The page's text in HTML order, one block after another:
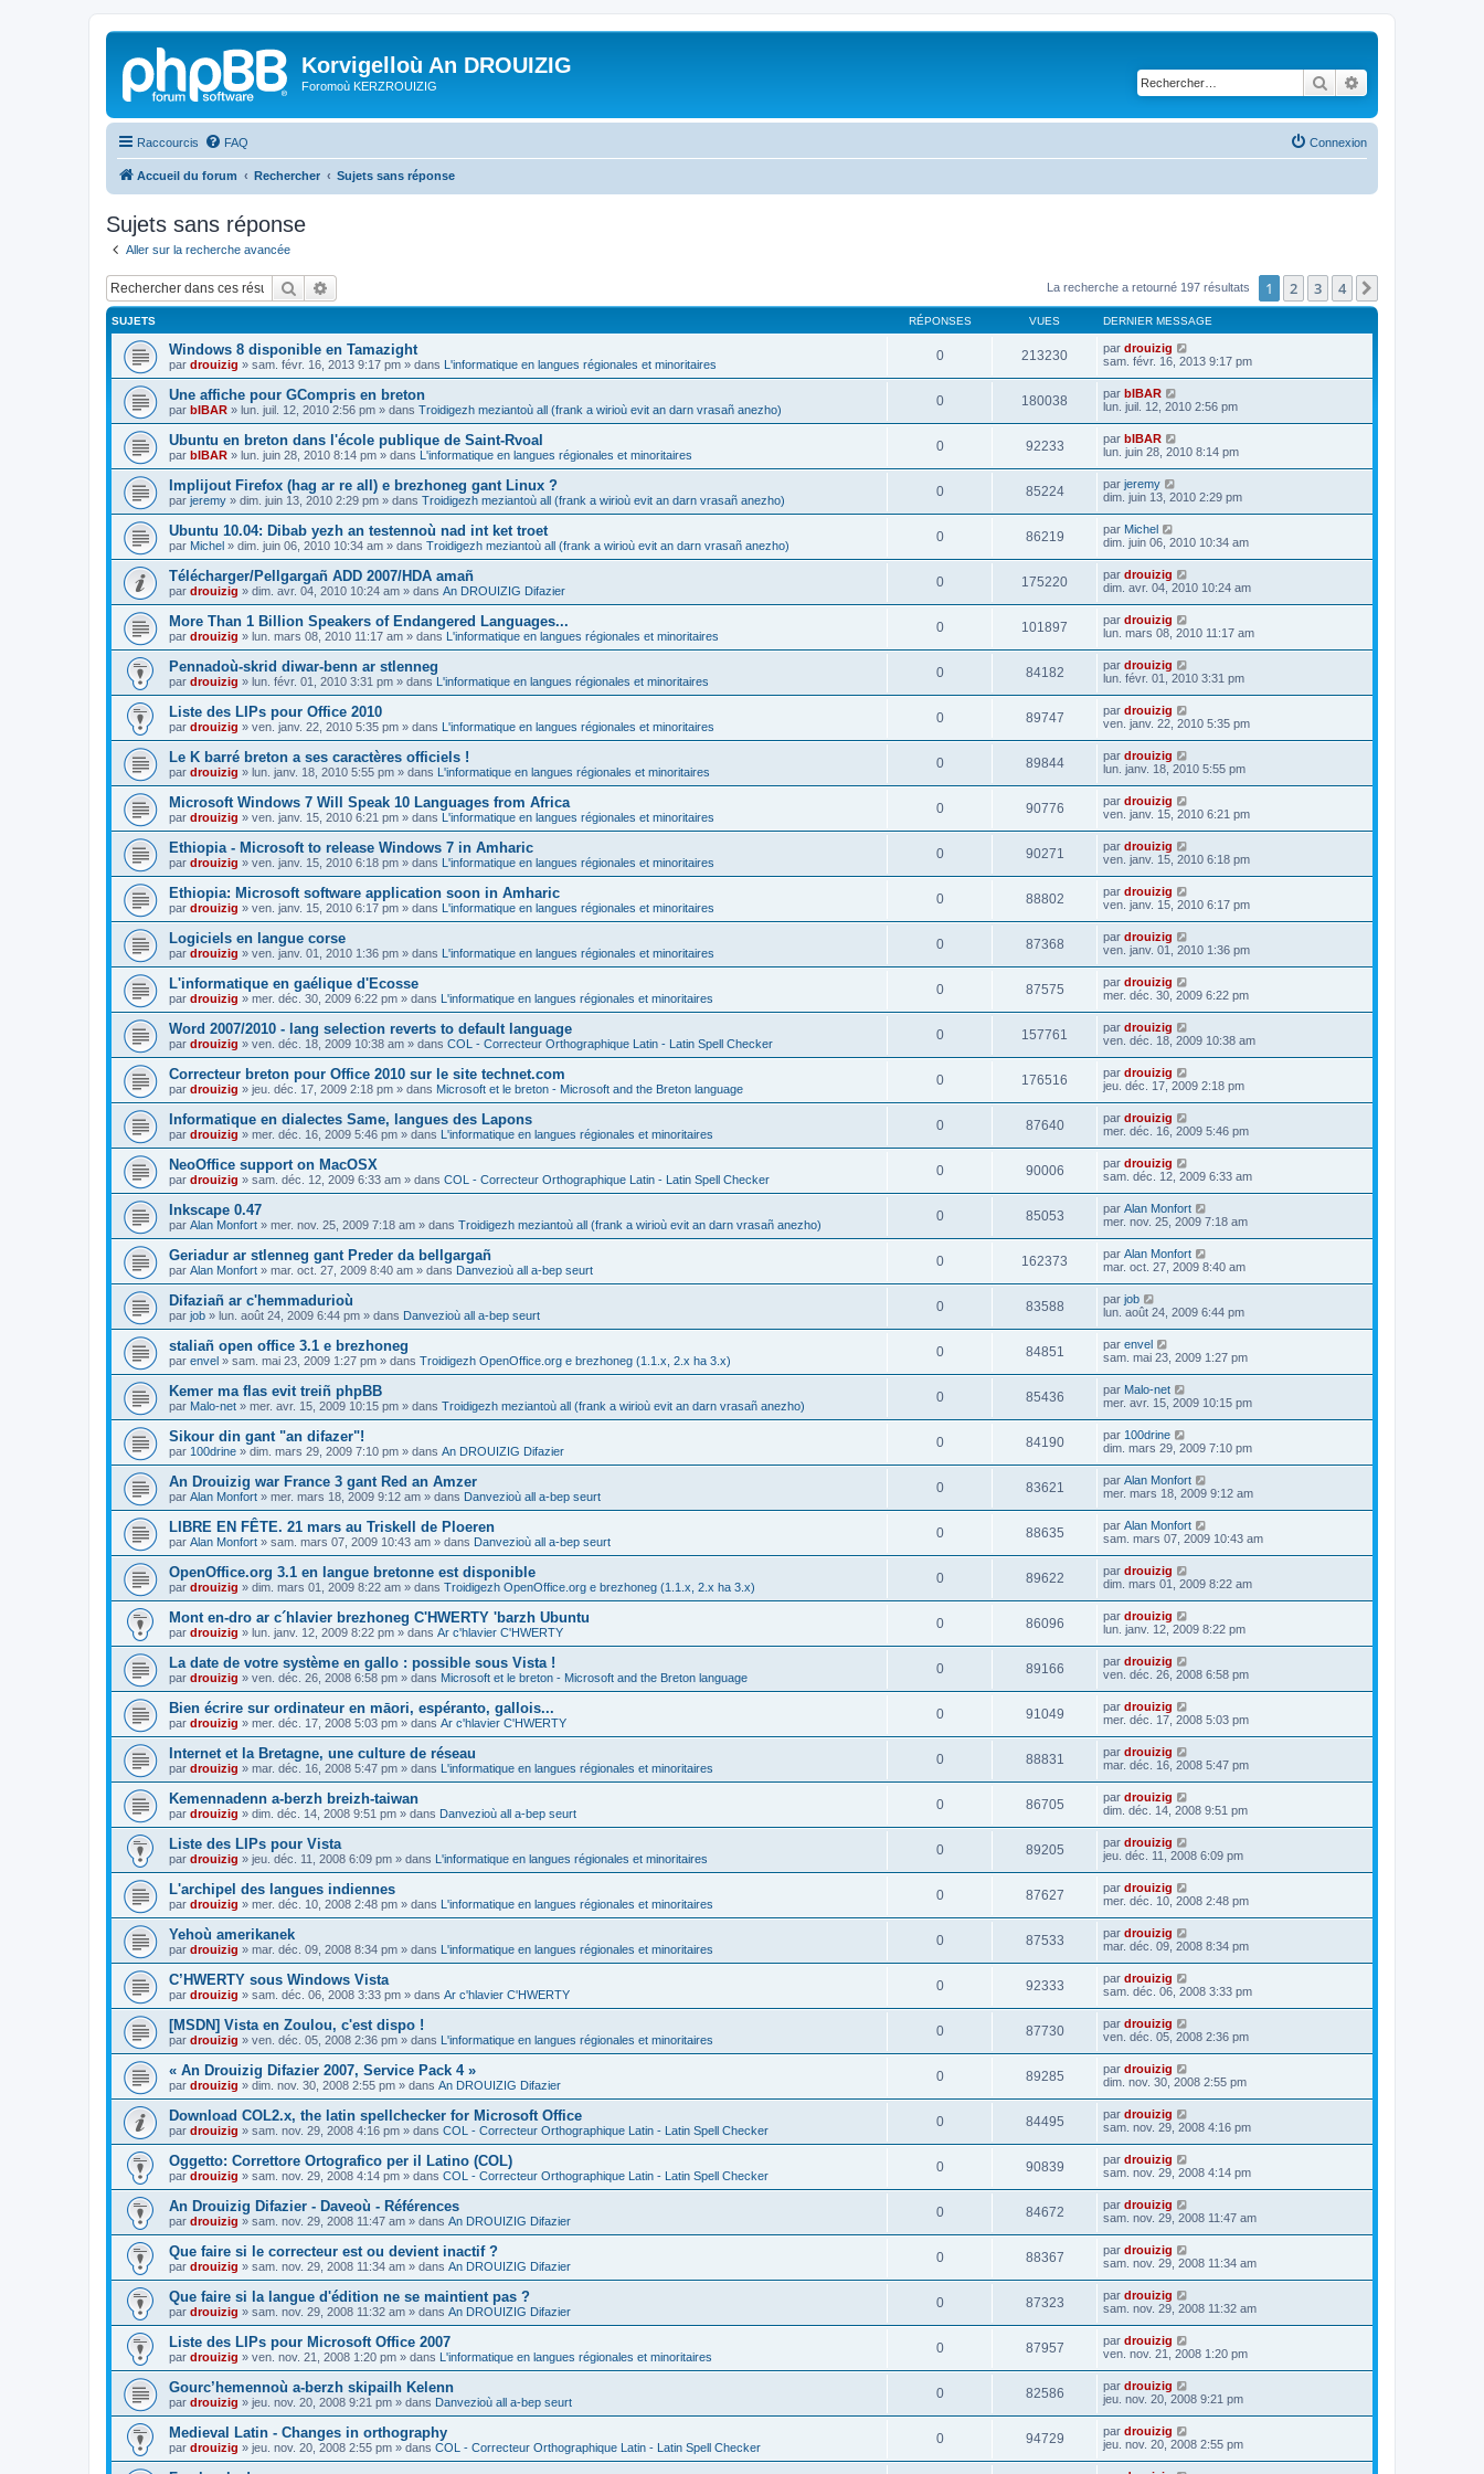
Korvigelloù An DROUIZIG
Foromoù KERZROUIZIG Rechercher
Raccourcis FAQ Connexion
Accueil du forum Rechercher Sujets sans réponse
Sujets sans réponse
Aller sur la recherche avancée
Rechercher La recherche a retourné 197 résultats 1 2 3 4
SUJETS RÉPONSES VUES DERNIER MESSAGE
Windows 8 disponible en Tamazight
par drouizig » sam. févr. 16, 2013 9:17 pm » dans L'informatique en langues régionales et minoritaires
0 213230 par drouizig
sam. févr. 16, 2013 9:17 pm
Une affiche pour GCompris en breton
par bIBAR » lun. juil. 12, 2010 2:56 pm » dans Troidigezh meziantoù all (frank a wirioù evit an darn vrasañ anezho)
0 180038 par bIBAR
lun. juil. 12, 2010 2:56 pm
Ubuntu en breton dans l'école publique de Saint-Rvoal
par bIBAR » lun. juin 28, 2010 8:14 pm » dans L'informatique en langues régionales et minoritaires
0 92233 par bIBAR
lun. juin 28, 2010 8:14 pm
Implijout Firefox (hag ar re all) e brezhoneg gant Linux ?
par jeremy » dim. juin 13, 2010 2:29 pm » dans Troidigezh meziantoù all (frank a wirioù evit an darn vrasañ anezho)
0 85224 par jeremy
dim. juin 13, 2010 2:29 pm
Ubuntu 10.04: Dibab yezh an testennoù nad int ket troet
par Michel » dim. juin 06, 2010 10:34 am » dans Troidigezh meziantoù all (frank a wirioù evit an darn vrasañ anezho)
0 86219 par Michel
dim. juin 06, 2010 10:34 am
Télécharger/Pellgargañ ADD 2007/HDA amañ
par drouizig » dim. avr. 04, 2010 10:24 am » dans An DROUIZIG Difazier
0 175220 par drouizig
dim. avr. 04, 2010 10:24 am
More Than 1 Billion Speakers of Endangered Languages...
par drouizig » lun. mars 08, 2010 11:17 am » dans L'informatique en langues régionales et minoritaires
0 101897 par drouizig
lun. mars 08, 2010 11:17 am
Pennadoù-skrid diwar-benn ar stlenneg
par drouizig » lun. févr. 01, 2010 3:31 pm » dans L'informatique en langues régionales et minoritaires
0 84182 par drouizig
lun. févr. 01, 2010 3:31 pm
Liste des LIPs pour Office 2010
par drouizig » ven. janv. 22, 2010 5:35 pm » dans L'informatique en langues régionales et minoritaires
0 89747 par drouizig
ven. janv. 22, 2010 5:35 pm
Le K barré breton a ses caractères officiels !
par drouizig » lun. janv. 18, 2010 5:55 pm » dans L'informatique en langues régionales et minoritaires
0 89844 par drouizig
lun. janv. 18, 2010 5:55 pm
Microsoft Windows 7 Will Speak 10 Languages from Africa
par drouizig » ven. janv. 15, 2010 6:21 pm » dans L'informatique en langues régionales et minoritaires
0 90776 par drouizig
ven. janv. 15, 2010 6:21 pm
Ethiopia - Microsoft to release Windows 7 in Amharic
par drouizig » ven. janv. 15, 2010 6:18 pm » dans L'informatique en langues régionales et minoritaires
0 90271 par drouizig
ven. janv. 15, 2010 6:18 pm
Ethiopia: Microsoft software application soon in Amharic
par drouizig » ven. janv. 15, 2010 6:17 pm » dans L'informatique en langues régionales et minoritaires
0 88802 par drouizig
ven. janv. 15, 2010 6:17 pm
Logiciels en langue corse
par drouizig » ven. janv. 01, 2010 1:36 pm » dans L'informatique en langues régionales et minoritaires
0 87368 par drouizig
ven. janv. 01, 2010 1:36 pm
L'informatique en gaélique d'Ecosse
par drouizig » mer. déc. 30, 2009 6:22 pm » dans L'informatique en langues régionales et minoritaires
0 87575 par drouizig
mer. déc. 30, 2009 6:22 pm
Word 2007/2010 - lang selection reverts to default language
par drouizig » ven. déc. 18, 2009 10:38 am » dans COL - Correcteur Orthographique Latin - Latin Spell Checker
0 157761 par drouizig
ven. déc. 18, 2009 10:38 am
Correcteur breton pour Office 2010 sur le site technet.com
par drouizig » jeu. déc. 17, 2009 2:18 pm » dans Microsoft et le breton - Microsoft and the Breton language
0 176516 par drouizig
jeu. déc. 17, 2009 2:18 pm
Informatique en dialectes Same, langues des Lapons
par drouizig » mer. déc. 16, 2009 5:46 pm » dans L'informatique en langues régionales et minoritaires
0 87640 par drouizig
mer. déc. 16, 2009 5:46 pm
NeoOffice support on MacOSX
par drouizig » sam. déc. 12, 2009 6:33 am » dans COL - Correcteur Orthographique Latin - Latin Spell Checker
0 90006 par drouizig
sam. déc. 12, 2009 6:33 am
Inkscape 0.47
par Alan Monfort » mer. nov. 25, 2009 7:18 am » dans Troidigezh meziantoù all (frank a wirioù evit an darn vrasañ anezho)
0 85053 par Alan Monfort
mer. nov. 25, 2009 7:18 am
Geriadur ar stlenneg gant Preder da bellgargañ
par Alan Monfort » mar. oct. 27, 2009 8:40 am » dans Danvezioù all a-bep seurt
0 162373 par Alan Monfort
mar. oct. 27, 2009 8:40 am
Difaziañ ar c'hemmadurioù
par job » lun. août 24, 2009 6:44 pm » dans Danvezioù all a-bep seurt
0 83588 par job
lun. août 24, 2009 6:44 pm
staliañ open office 3.1 e brezhoneg
par envel » sam. mai 23, 2009 1:27 pm » dans Troidigezh OpenOffice.org e brezhoneg (1.1.x, 2.x ha 3.x)
0 84851 par envel
sam. mai 23, 2009 1:27 pm
Kemer ma flas evit treiñ phpBB
par Malo-net » mer. avr. 15, 2009 10:15 pm » dans Troidigezh meziantoù all (frank a wirioù evit an darn vrasañ anezho)
0 85436 par Malo-net
mer. avr. 15, 2009 10:15 pm
Sikour din gant "an difazer"!
par 100drine » dim. mars 29, 2009 7:10 pm » dans An DROUIZIG Difazier
0 84190 par 100drine
dim. mars 29, 2009 7:10 pm
An Drouizig war France 3 gant Red an Amzer
par Alan Monfort » mer. mars 18, 2009 9:12 am » dans Danvezioù all a-bep seurt
0 83621 par Alan Monfort
mer. mars 18, 2009 9:12 am
LIBRE EN FÊTE. 21 mars au Triskell de Ploeren
par Alan Monfort » sam. mars 07, 2009 10:43 am » dans Danvezioù all a-bep seurt
0 88635 par Alan Monfort
sam. mars 07, 2009 10:43 am
OpenOffice.org 3.1 en langue bretonne est disponible
par drouizig » dim. mars 01, 2009 8:22 am » dans Troidigezh OpenOffice.org e brezhoneg (1.1.x, 2.x ha 3.x)
0 89622 par drouizig
dim. mars 01, 2009 8:22 am
Mont en-dro ar c´hlavier brezhoneg C'HWERTY 'barzh Ubuntu
par drouizig » lun. janv. 12, 2009 8:22 pm » dans Ar c'hlavier C'HWERTY
0 86096 par drouizig
lun. janv. 12, 2009 8:22 pm
La date de votre système en gallo : possible sous Vista !
par drouizig » ven. déc. 26, 2008 6:58 pm » dans Microsoft et le breton - Microsoft and the Breton language
0 89166 par drouizig
ven. déc. 26, 2008 6:58 pm
Bien écrire sur ordinateur en māori, espéranto, gallois...
par drouizig » mer. déc. 17, 2008 5:03 pm » dans Ar c'hlavier C'HWERTY
0 91049 par drouizig
mer. déc. 17, 2008 5:03 pm
Internet et la Bretagne, une culture de réseau
par drouizig » mar. déc. 16, 2008 5:47 pm » dans L'informatique en langues régionales et minoritaires
0 88831 par drouizig
mar. déc. 16, 2008 5:47 pm
Kemennadenn a-berzh breizh-taiwan
par drouizig » dim. déc. 14, 2008 9:51 pm » dans Danvezioù all a-bep seurt
0 86705 par drouizig
dim. déc. 14, 2008 9:51 pm
Liste des LIPs pour Vista
par drouizig » jeu. déc. 11, 2008 6:09 pm » dans L'informatique en langues régionales et minoritaires
0 89205 par drouizig
jeu. déc. 11, 2008 6:09 pm
L'archipel des langues indiennes
par drouizig » mer. déc. 10, 2008 2:48 pm » dans L'informatique en langues régionales et minoritaires
0 87627 par drouizig
mer. déc. 10, 2008 2:48 pm
Yehoù amerikanek
par drouizig » mar. déc. 09, 2008 8:34 pm » dans L'informatique en langues régionales et minoritaires
0 87533 par drouizig
mar. déc. 09, 2008 8:34 pm
C’HWERTY sous Windows Vista
par drouizig » sam. déc. 06, 2008 3:33 pm » dans Ar c'hlavier C'HWERTY
0 92333 par drouizig
sam. déc. 06, 2008 3:33 pm
[MSDN] Vista en Zoulou, c'est dispo !
par drouizig » ven. déc. 05, 2008 2:36 pm » dans L'informatique en langues régionales et minoritaires
0 87730 par drouizig
ven. déc. 05, 2008 2:36 pm
« An Drouizig Difazier 2007, Service Pack 4 »
par drouizig » dim. nov. 30, 2008 2:55 pm » dans An DROUIZIG Difazier
0 89285 par drouizig
dim. nov. 30, 2008 2:55 pm
Download COL2.x, the latin spellchecker for Microsoft Office
par drouizig » sam. nov. 29, 2008 4:16 pm » dans COL - Correcteur Orthographique Latin - Latin Spell Checker
0 84495 par drouizig
sam. nov. 29, 2008 4:16 pm
Oggetto: Correttore Ortografico per il Latino (COL)
par drouizig » sam. nov. 29, 2008 4:14 pm » dans COL - Correcteur Orthographique Latin - Latin Spell Checker
0 90839 par drouizig
sam. nov. 29, 2008 4:14 pm
An Drouizig Difazier - Daveoù - Références
par drouizig » sam. nov. 29, 2008 11:47 am » dans An DROUIZIG Difazier
0 84672 par drouizig
sam. nov. 29, 2008 11:47 am
Que faire si le correcteur est ou devient inactif ?
par drouizig » sam. nov. 29, 2008 11:34 am » dans An DROUIZIG Difazier
0 88367 par drouizig
sam. nov. 29, 2008 11:34 am
Que faire si la langue d'édition ne se maintient pas ?
par drouizig » sam. nov. 29, 2008 11:32 am » dans An DROUIZIG Difazier
0 87323 par drouizig
sam. nov. 29, 2008 11:32 am
Liste des LIPs pour Microsoft Office 2007
par drouizig » ven. nov. 21, 2008 1:20 pm » dans L'informatique en langues régionales et minoritaires
0 87957 par drouizig
ven. nov. 21, 2008 1:20 pm
Gourc’hemennoù a-berzh skipailh Kelenn
par drouizig » jeu. nov. 20, 2008 9:21 pm » dans Danvezioù all a-bep seurt
0 82586 par drouizig
jeu. nov. 20, 2008 9:21 pm
Medieval Latin - Changes in orthography
par drouizig » jeu. nov. 20, 2008 2:55 pm » dans COL - Correcteur Orthographique Latin - Latin Spell Checker
0 94729 par drouizig
jeu. nov. 20, 2008 2:55 pm